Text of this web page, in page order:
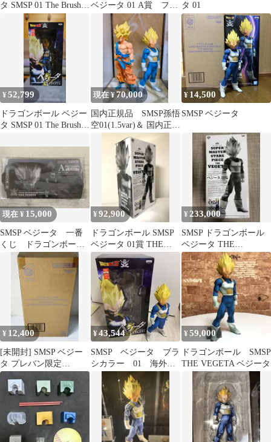
タ SMSP 01 The Brush
海外正規品
ベジータ 01 A賞 フィ
ギュア
タ 01
¥52,799
ドラゴンボール ベジー
タ SMSP 01 The Brush
現在 ¥70,000
国内正規品 SMSP孫悟
空01(1.5var)＆ 国内正規
品SMSPベジータ01
¥ 14,500
SMSP ベジータ
現在 ¥ 15,000
SMSP ベジータ 一番
くじ ドラゴンボー
ル A 01 半券
¥92,900
ドラゴンボール SMSP
ベジータ 01賞 THE
BRUSH フィギュア
¥ 233,000
SMSP ドラゴンボール
ベジータ THE
ORIGINAL 02
¥ 12,400
[未開封] SMSP ベジー
タ プレバン限定
GENKIDAMATSURI
¥43,544
SMSP ベジータ ブラ
シカラー 01 海外正
¥59,000
ドラゴンボール SMSP
THE VEGETA ベジータ